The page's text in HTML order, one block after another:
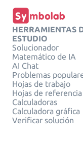
HERRAMIENTAS
ESTUDIO
Solucionador
Matemático de IA
AI Chat
Problemas
Hojas de trabajo
Hojas de referencia
Calculadoras
Calculadora gráfica
Verificar solución